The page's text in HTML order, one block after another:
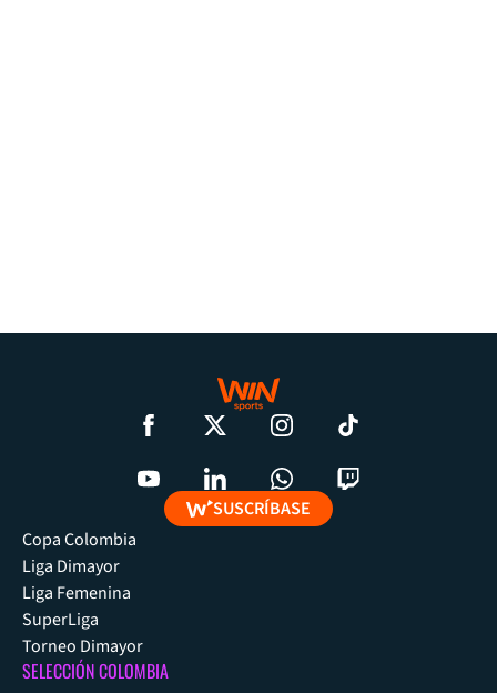
SUSCRÍBASE
Copa Colombia
Liga Dimayor
Liga Femenina
SuperLiga
Torneo Dimayor
SELECCIÓN COLOMBIA